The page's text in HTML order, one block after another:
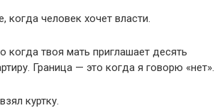
когда человек хочет власти.
когда твоя мать приглашает десять
Граница — это когда я говорю «нет».
куртку.